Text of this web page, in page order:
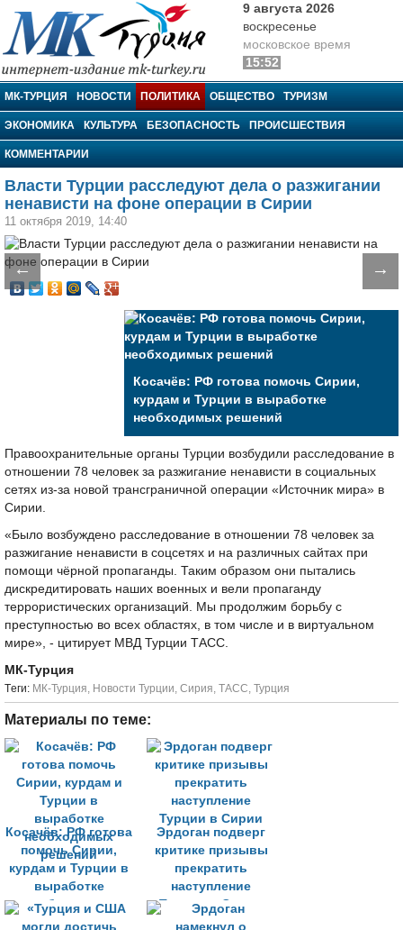
МК-Турция
9 августа 2026
воскресенье
московское время
15:52
МК-ТУРЦИЯ НОВОСТИ ПОЛИТИКА ОБЩЕСТВО ТУРИЗМ
ЭКОНОМИКА КУЛЬТУРА БЕЗОПАСНОСТЬ ПРОИСШЕСТВИЯ
КОММЕНТАРИИ
Власти Турции расследуют дела о разжигании
ненависти на фоне операции в Сирии
11 октября 2019, 14:40
← →
Косачёв: РФ готова помочь Сирии,
курдам и Турции в выработке
необходимых решений
Правоохранительные органы Турции возбудили расследование в
отношении 78 человек за разжигание ненависти в социальных
сетях из-за новой трансграничной операции «Источник мира» в
Сирии.
«Было возбуждено расследование в отношении 78 человек за
разжигание ненависти в соцсетях и на различных сайтах при
помощи чёрной пропаганды. Таким образом они пытались
дискредитировать наших военных и вели пропаганду
террористических организаций. Мы продолжим борьбу с
преступностью во всех областях, в том числе и в виртуальном
мире», - цитирует МВД Турции ТАСС.
МК-Турция
Tеги: МК-Турция, Новости Турции, Сирия, ТАСС, Турция
Материалы по теме:
Косачёв: РФ готова
помочь Сирии,
курдам и Турции в
выработке
необходимых
решений
Эрдоган подверг
критике призывы
прекратить
наступление
Турции в Сирии